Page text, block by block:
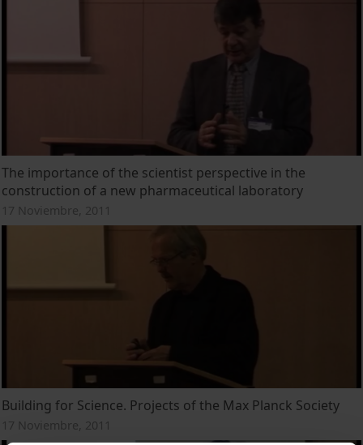
The importance of the scientist perspective in the
construction of a new pharmaceutical laboratory
17 Noviembre, 2011
Building for Science. Projects of the Max Planck Society
17 Noviembre, 2011